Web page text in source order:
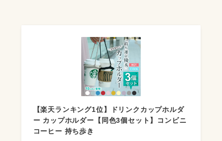
【楽天ランキング1位】ドリンクカップホルダ
ー カップホルダー【同色3個セット】コンビニ
コーヒー 持ち歩き